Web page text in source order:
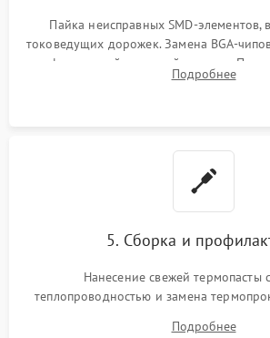
Пайка неисправных SMD-элементов,
токоведущих дорожек. Замена BGA-
инфракрасной паяльной станции.
BIOS или замена поврежденных
Подробнее
5. Сборка и
Нанесение свежей термопасты
теплопроводностью и замена
шлейфов, модулей памяти иПодробнее